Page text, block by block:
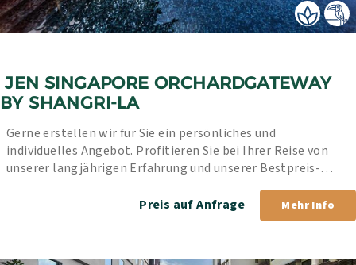
JEN SINGAPORE ORCHARDGATEWAY
BY SHANGRI-LA
Gerne erstellen wir für Sie ein persönliches und
individuelles Angebot. Profitieren Sie bei Ihrer Reise von
unserer langjährigen Erfahrung und unserer Bestpreis-
Preis auf Anfrage
Mehr Info